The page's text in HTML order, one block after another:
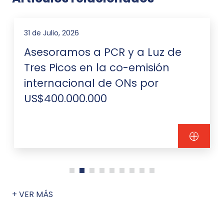
31 de Julio, 2026
Asesoramos a PCR y a Luz de
Tres Picos en la co-emisión
internacional de ONs por
US$400.000.000
+ VER MÁS